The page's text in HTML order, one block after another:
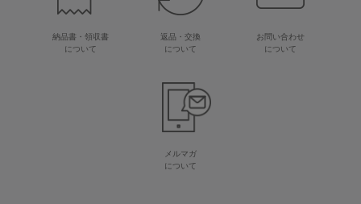
納品書・領収書
について
返品・交換
について
お問い合わせ
について
メルマガ
について